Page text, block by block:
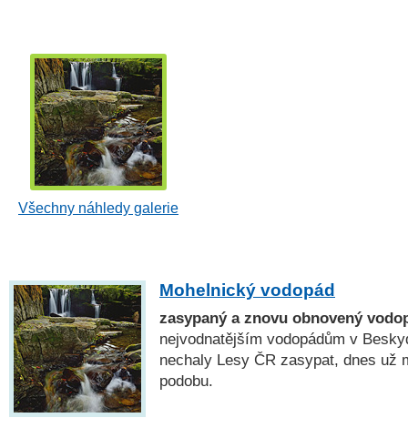
Všechny náhledy galerie
Mohelnický vodopád
zasypaný a znovu obnovený
nejvodnatějším vodopádům v
nechaly Lesy ČR zasypat, dnes už
podobu.